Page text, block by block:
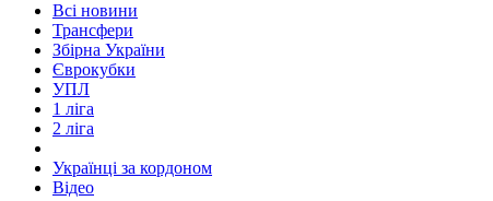
Всі новини
Трансфери
Збірна України
Єврокубки
УПЛ
1 ліга
2 ліга
Українці за кордоном
Відео